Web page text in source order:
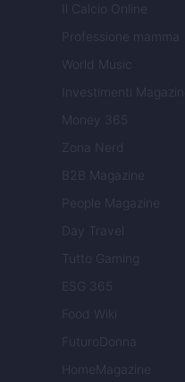
Il Calcio Online
Professione mamma
World Music
Investimenti Magazine
Money 365
Zona Nerd
B2B Magazine
People Magazine
Day Travel
Tutto Gaming
ESG 365
Food Wiki
FuturoDonna
HomeMagazine